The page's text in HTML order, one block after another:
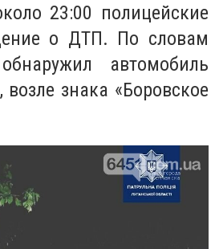
23:00 полицейские
о ДТП. По словам
автомобиль
возле знака «Боровское